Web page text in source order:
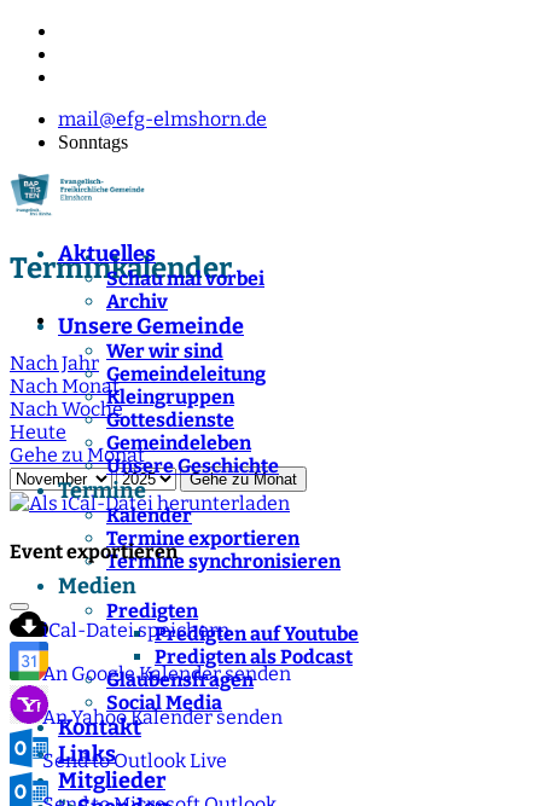
mail@efg-elmshorn.de
Sonntags
Aktuelles
Schau mal vorbei
Archiv
Unsere Gemeinde
Wer wir sind
Gemeindeleitung
Kleingruppen
Gottesdienste
Gemeindeleben
Unsere Geschichte
Termine
Kalender
Termine exportieren
Termine synchronisieren
Medien
Predigten
Predigten auf Youtube
Predigten als Podcast
Glaubensfragen
Social Media
Kontakt
Links
Mitglieder
Terminkalender
Nach Jahr
Nach Monat
Nach Woche
Heute
Gehe zu Monat
Gehe zu Monat
Event exportieren
iCal-Datei speichern
An Google Kalender senden
An Yahoo Kalender senden
Send to Outlook Live